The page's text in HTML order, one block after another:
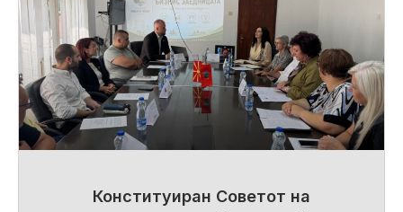
Конституиран Советот на